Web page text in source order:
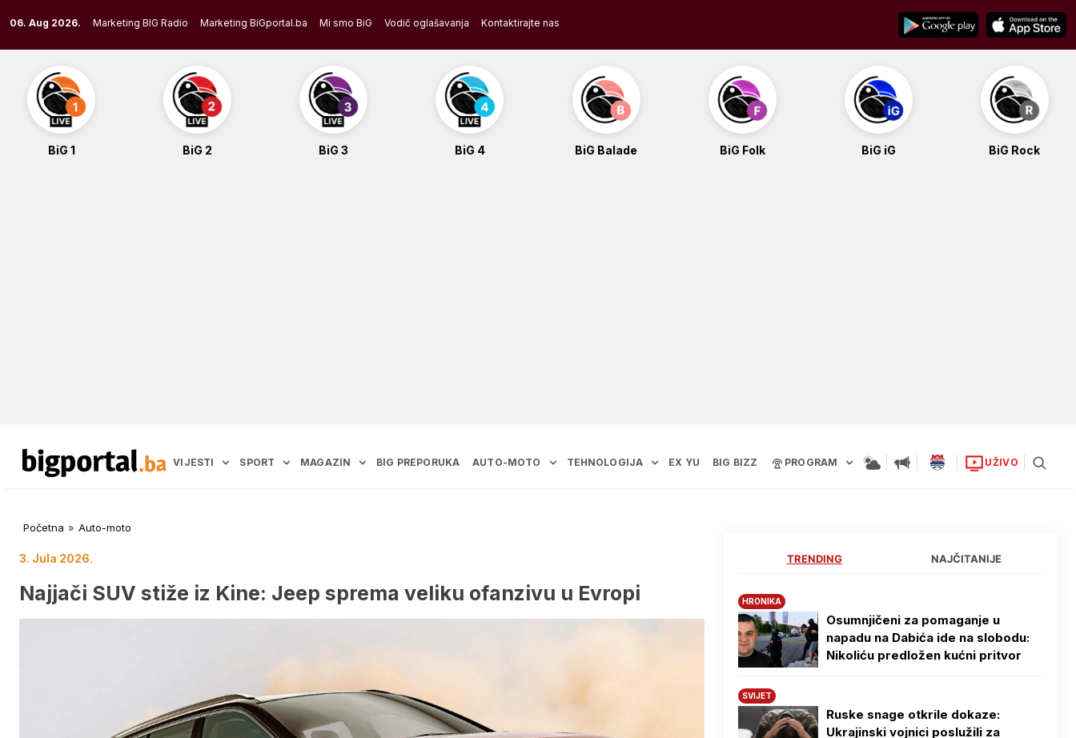
to
content
06. Aug 2026. Marketing BIG Radio Marketing BiGportal.ba Mi smo BiG Vodič oglašavanja Kontaktirajte nas
BiG 1 BiG 2 BiG 3 BiG 4 BiG Balade BiG Folk BiG iG BiG Rock
VIJESTI SPORT MAGAZIN BIG PREPORUKA AUTO-MOTO TEHNOLOGIJA EX YU BIG BIZZ PROGRAM UŽIVO
Početna » Auto-moto
3. Jula 2026.
Najjači SUV stiže iz Kine: Jeep sprema veliku ofanzivu u Evropi
TRENDING NAJČITANIJE
HRONIKA
Osumnjičeni za pomaganje u
napadu na Dabića ide na slobodu:
Nikoliću predložen kućni pritvor
SVIJET
Ruske snage otkrile dokaze:
Ukrajinski vojnici poslužili za